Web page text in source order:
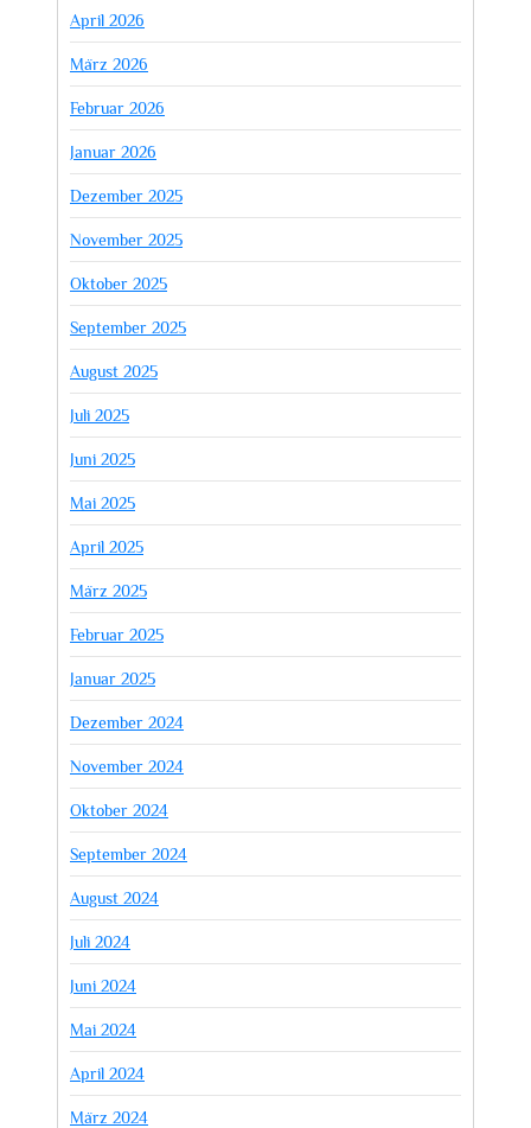
April 2026
März 2026
Februar 2026
Januar 2026
Dezember 2025
November 2025
Oktober 2025
September 2025
August 2025
Juli 2025
Juni 2025
Mai 2025
April 2025
März 2025
Februar 2025
Januar 2025
Dezember 2024
November 2024
Oktober 2024
September 2024
August 2024
Juli 2024
Juni 2024
Mai 2024
April 2024
März 2024